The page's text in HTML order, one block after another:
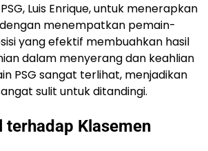
Luis Enrique, untuk menerapkan
menempatkan pemain-
yang efektif membuahkan hasil
dalam menyerang dan keahlian
PSG sangat terlihat, menjadikan
sulit untuk ditandingi.
terhadap Klasemen